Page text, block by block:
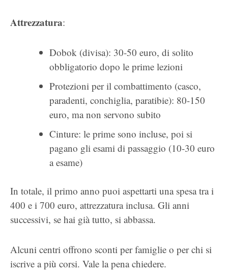
Attrezzatura:
Dobok (divisa): 30-50 euro, di solito
obbligatorio dopo le prime lezioni
Protezioni per il combattimento (casco,
paradenti, conchiglia, paratibie): 80-150
euro, ma non servono subito
Cinture: le prime sono incluse, poi si
pagano gli esami di passaggio (10-30 euro
a esame)
In totale, il primo anno puoi aspettarti una spesa tra i
400 e i 700 euro, attrezzatura inclusa. Gli anni
successivi, se hai già tutto, si abbassa.
Alcuni centri offrono sconti per famiglie o per chi si
iscrive a più corsi. Vale la pena chiedere.